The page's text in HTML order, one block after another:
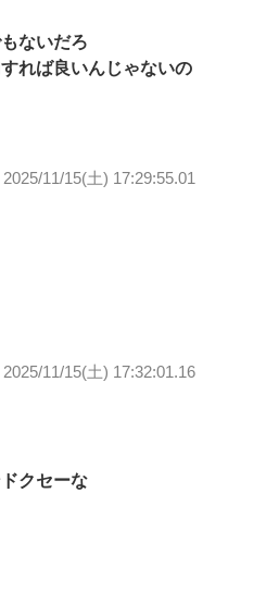
ないだろ
れば良いんじゃないの
2025/11/15(土) 17:29:55.01
2025/11/15(土) 17:32:01.16
クセーな